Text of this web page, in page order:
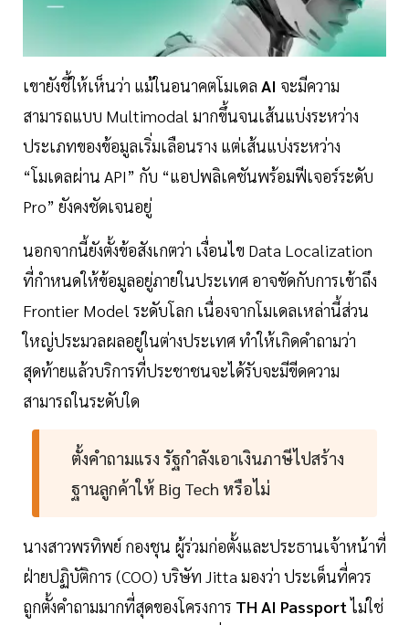
เขายังชี้ให้เห็นว่า แม้ในอนาคตโมเดล AI จะมีความ
สามารถแบบ Multimodal มากขึ้นจนเส้นแบ่งระหว่าง
ประเภทของข้อมูลเริ่มเลือนราง แต่เส้นแบ่งระหว่าง
“โมเดลผ่าน API” กับ “แอปพลิเคชันพร้อมฟีเจอร์ระดับ
Pro” ยังคงชัดเจนอยู่
นอกจากนี้ยังตั้งข้อสังเกตว่า เงื่อนไข Data Localization
ที่กำหนดให้ข้อมูลอยู่ภายในประเทศ อาจขัดกับการเข้าถึง
Frontier Model ระดับโลก เนื่องจากโมเดลเหล่านี้ส่วน
ใหญ่ประมวลผลอยู่ในต่างประเทศ ทำให้เกิดคำถามว่า
สุดท้ายแล้วบริการที่ประชาชนจะได้รับจะมีขีดความ
สามารถในระดับใด
ตั้งคำถามแรง รัฐกำลังเอาเงินภาษีไปสร้าง
ฐานลูกค้าให้ Big Tech หรือไม่
นางสาวพรทิพย์ กองชุน ผู้ร่วมก่อตั้งและประธานเจ้าหน้าที่
ฝ่ายปฏิบัติการ (COO) บริษัท Jitta มองว่า ประเด็นที่ควร
ถูกตั้งคำถามมากที่สุดของโครงการ TH AI Passportไม่ใช่